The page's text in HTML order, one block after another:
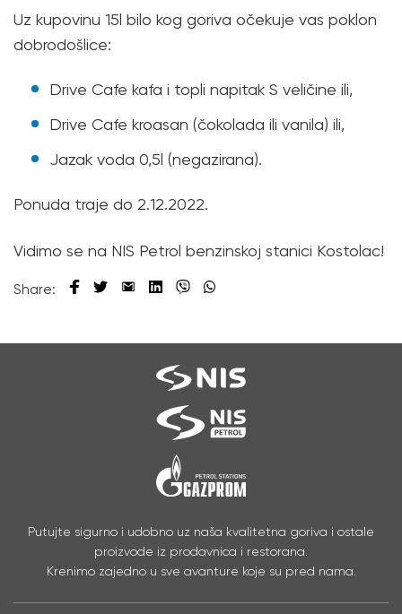
Uz kupovinu 15l bilo kog goriva očekuje vas poklon
dobrodošlice:
Drive Cafe kafa i topli napitak S veličine ili,
Drive Cafe kroasan (čokolada ili vanila) ili,
Jazak voda 0,5l (negazirana).
Ponuda traje do 2.12.2022.
Vidimo se na NIS Petrol benzinskoj stanici Kostolac!
Share:
Putujte sigurno i udobno uz naša kvalitetna goriva i ostale
proizvode iz prodavnica i restorana.
Krenimo zajedno u sve avanture koje su pred nama.